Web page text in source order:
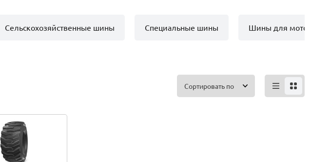
Сельскохозяйственные шины Специальные шины Шины для мото
Сортировать по